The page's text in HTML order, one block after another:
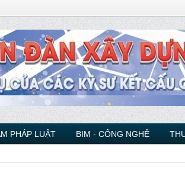
PHÁP LUẬT BIM - CÔNG NGHỆ